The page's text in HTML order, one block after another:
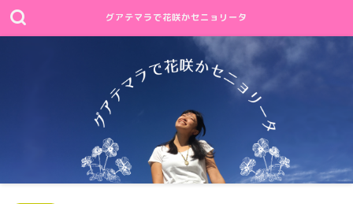
グアテマラで花咲かセニョリータ